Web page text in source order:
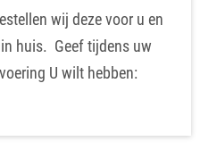
wij deze voor u en
huis. Geef tijdens uw
U wilt hebben: